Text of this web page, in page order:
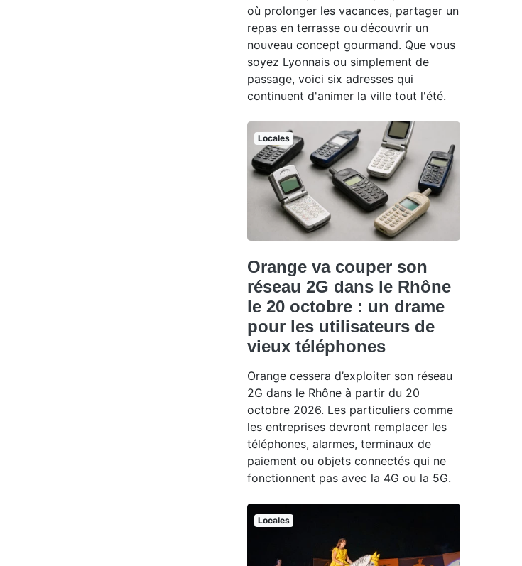
où prolonger les vacances, partager un
repas en terrasse ou découvrir un
nouveau concept gourmand. Que vous
soyez Lyonnais ou simplement de
passage, voici six adresses qui
continuent d'animer la ville tout l'été.
Locales
Orange va couper son
réseau 2G dans le Rhône
le 20 octobre : un drame
pour les utilisateurs de
vieux téléphones
Orange cessera d’exploiter son réseau
2G dans le Rhône à partir du 20
octobre 2026. Les particuliers comme
les entreprises devront remplacer les
téléphones, alarmes, terminaux de
paiement ou objets connectés qui ne
fonctionnent pas avec la 4G ou la 5G.
Locales